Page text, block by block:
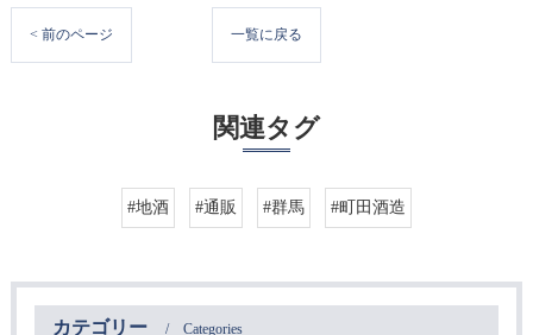
< 前のページ 一覧に戻る
関連タグ
#地酒 #通販 #群馬 #町田酒造
カテゴリー Categories